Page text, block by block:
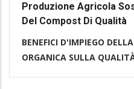
Produzione Agricola
Del Compost Di Qualità
BENEFICI D'IMPIEGO
ORGANICA SULLA